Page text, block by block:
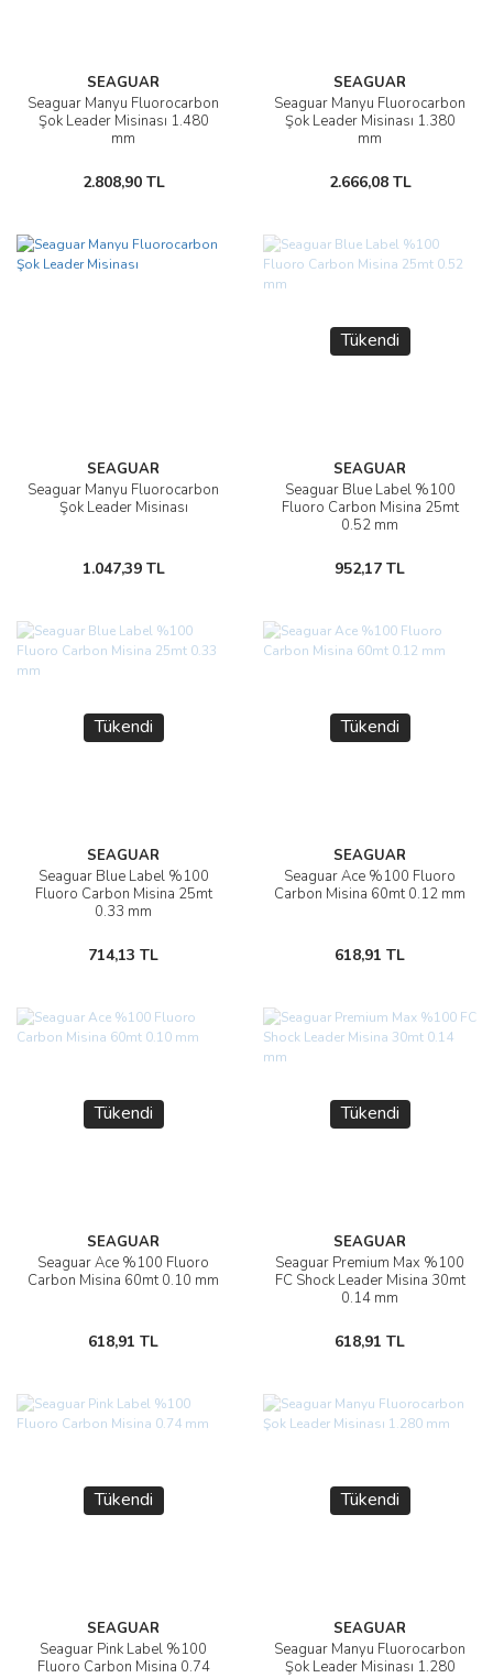
SEAGUAR
Seaguar Manyu Fluorocarbon
Şok Leader Misinası 1.480
mm
2.808,90 TL
SEAGUAR
Seaguar Manyu Fluorocarbon
Şok Leader Misinası 1.380
mm
2.666,08 TL
SEAGUAR
Seaguar Manyu Fluorocarbon
Şok Leader Misinası
1.047,39 TL
Tükendi
SEAGUAR
Seaguar Blue Label %100
Fluoro Carbon Misina 25mt
0.52 mm
952,17 TL
Tükendi
SEAGUAR
Seaguar Blue Label %100
Fluoro Carbon Misina 25mt
0.33 mm
714,13 TL
Tükendi
SEAGUAR
Seaguar Ace %100 Fluoro
Carbon Misina 60mt 0.12 mm
618,91 TL
Tükendi
SEAGUAR
Seaguar Ace %100 Fluoro
Carbon Misina 60mt 0.10 mm
618,91 TL
Tükendi
SEAGUAR
Seaguar Premium Max %100
FC Shock Leader Misina 30mt
0.14 mm
618,91 TL
Tükendi
SEAGUAR
Seaguar Pink Label %100
Fluoro Carbon Misina 0.74
Tükendi
SEAGUAR
Seaguar Manyu Fluorocarbon
Şok Leader Misinası 1.280